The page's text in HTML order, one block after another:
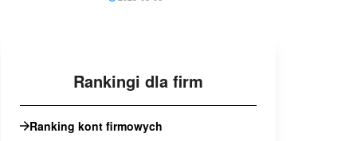
Rankingi dla firm
Ranking kont firmowych